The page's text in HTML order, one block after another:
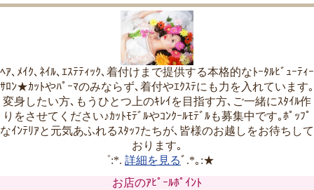
ﾍｱ､ﾒｲｸ､ﾈｲﾙ､ｴｽﾃﾃｨｯｸ､着付けまで提供する本格的なﾄｰﾀﾙﾋﾞｭｰﾃｨｰ
ｻﾛﾝ★ｶｯﾄやﾊﾟｰﾏのみならず､着付やｴｸｽﾃにも力を入れています｡
変身したい方､もうひとつ上のｷﾚｲを目指す方､ご一緒にｽﾀｲﾙ作
りをさせてください♪ｶｯﾄﾓﾃﾞﾙやｺﾝｸｰﾙﾓﾃﾞﾙも募集中です｡ﾎﾟｯﾌﾟ
なｲﾝﾃﾘｱと元気あふれるｽﾀｯﾌたちが､皆様のお越しをお待ちして
おります｡
゜:*. 詳細を見るﾞ.*｡:★
お店のｱﾋﾟｰﾙﾎﾟｲﾝﾄ